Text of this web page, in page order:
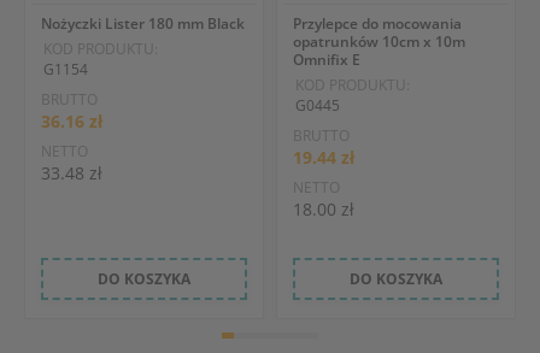
Nożyczki Lister 180 mm Black
KOD PRODUKTU:
G1154
BRUTTO
36.16 zł
NETTO
33.48 zł
DO KOSZYKA
Przylepce do mocowania
opatrunków 10cm x 10m
Omnifix E
KOD PRODUKTU:
G0445
BRUTTO
19.44 zł
NETTO
18.00 zł
DO KOSZYKA